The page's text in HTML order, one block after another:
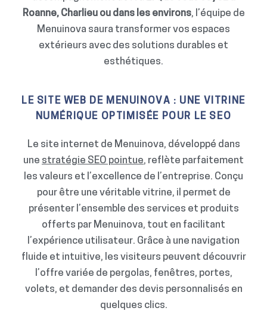
Roanne, Charlieu ou dans les environs, l’équipe de
Menuinova saura transformer vos espaces
extérieurs avec des solutions durables et
esthétiques.
LE SITE WEB DE MENUINOVA : UNE VITRINE
NUMÉRIQUE OPTIMISÉE POUR LE SEO
Le site internet de Menuinova, développé dans
une stratégie SEO pointue, reflète parfaitement
les valeurs et l’excellence de l’entreprise. Conçu
pour être une véritable vitrine, il permet de
présenter l’ensemble des services et produits
offerts par Menuinova, tout en facilitant
l’expérience utilisateur. Grâce à une navigation
fluide et intuitive, les visiteurs peuvent découvrir
l’offre variée de pergolas, fenêtres, portes,
volets, et demander des devis personnalisés en
quelques clics.